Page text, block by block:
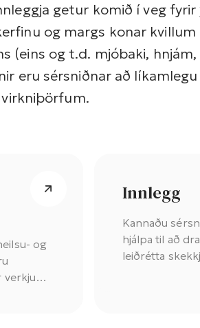
getur komið í veg fyrir
og margs konar kvillum
(eins og t.d. mjóbaki,
eru sérsniðnar að
og
verkjum
Innlegg
Kannaðu
hjálpa til að
leiðrétta